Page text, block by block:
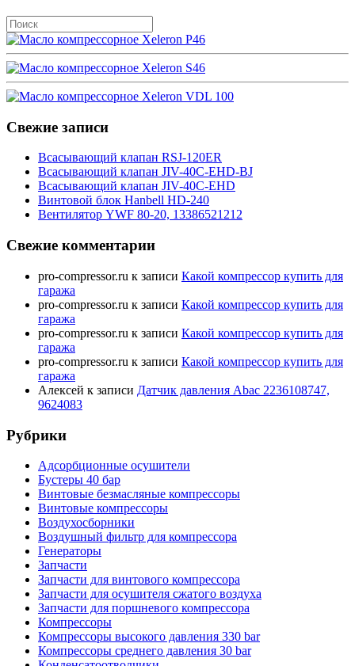
Свежие записи
Всасывающий клапан RSJ-120ER
Всасывающий клапан JIV-40C-EHD-BJ
Всасывающий клапан JIV-40C-EHD
Винтовой блок Hanbell HD-240
Вентилятор YWF 80-20, 13386521212
Свежие комментарии
pro-compressor.ru к записи Какой компрессор купить для
гаража
pro-compressor.ru к записи Какой компрессор купить для
гаража
pro-compressor.ru к записи Какой компрессор купить для
гаража
pro-compressor.ru к записи Какой компрессор купить для
гаража
Алексей к записи Датчик давления Abac 2236108747,
9624083
Рубрики
Адсорбционные осушители
Бустеры 40 бар
Винтовые безмасляные компрессоры
Винтовые компрессоры
Воздухосборники
Воздушный фильтр для компрессора
Генераторы
Запчасти
Запчасти для винтового компрессора
Запчасти для осушителя сжатого воздуха
Запчасти для поршневого компрессора
Компрессоры
Компрессоры высокого давления 330 bar
Компрессоры среднего давления 30 bar